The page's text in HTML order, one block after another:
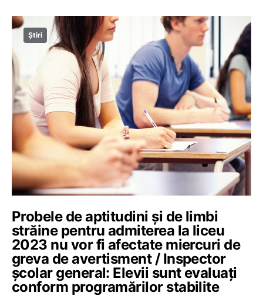
Știri
Probele de aptitudini și de limbi
străine pentru admiterea la liceu
2023 nu vor fi afectate miercuri de
greva de avertisment / Inspector
școlar general: Elevii sunt evaluați
conform programărilor stabilite